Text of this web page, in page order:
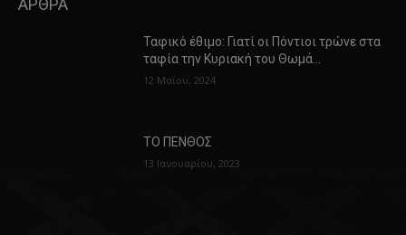
ΑΡΘΡΑ
Ταφικό έθιμο: Γιατί οι Πόντιοι τρώνε στα
ταφία την Κυριακή του Θωμά…
12 Μαΐου, 2024
ΤΟ ΠΕΝΘΟΣ
13 Ιανουαρίου, 2023